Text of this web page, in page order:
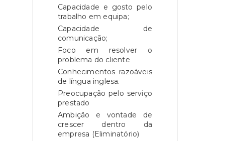
Capacidade e gosto pelo
trabalho em equipa;
Capacidade de
comunicação;
Foco em resolver o
problema do cliente
Conhecimentos razoáveis
de língua inglesa.
Preocupação pelo serviço
prestado
Ambição e vontade de
crescer dentro da
empresa (Eliminatório)